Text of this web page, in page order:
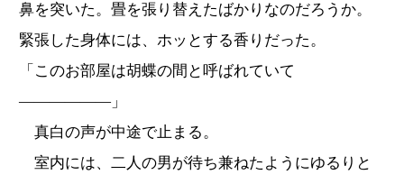
鼻を突いた。畳を張り替えたばかりなのだろうか。
緊張した身体には、ホッとする香りだった。
「このお部屋は胡蝶の間と呼ばれていて
――――――」
真白の声が中途で止まる。
室内には、二人の男が待ち兼ねたようにゆるりと